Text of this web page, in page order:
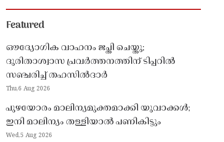
Featured
ഔദ്യോഗിക വാഹനം ജപ്തി ചെയ്തു;
ദുരിതാശ്വാസ പ്രവർത്തനത്തിന് ടിപ്പറിൽ
സഞ്ചരിച്ച് തഹസിൽദാർ
Thu,6 Aug 2026
പുഴയോരം മാലിന്യമുക്തമാക്കി യുവാക്കൾ;
ഇനി മാലിന്യം തള്ളിയാൽ പണികിട്ടും
Wed,5 Aug 2026